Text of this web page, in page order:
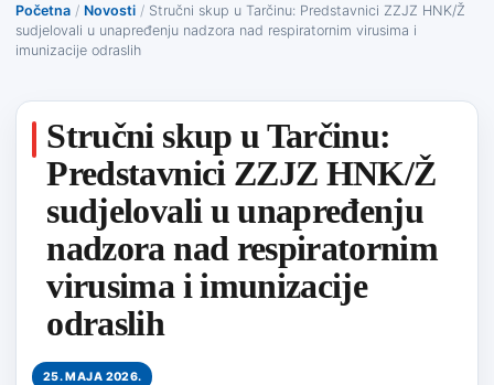
Početna / Novosti / Stručni skup u Tarčinu: Predstavnici ZZJZ HNK/Ž
sudjelovali u unapređenju nadzora nad respiratornim virusima i
imunizacije odraslih
Stručni skup u Tarčinu:
Predstavnici ZZJZ HNK/Ž
sudjelovali u unapređenju
nadzora nad respiratornim
virusima i imunizacije
odraslih
25. MAJA 2026.